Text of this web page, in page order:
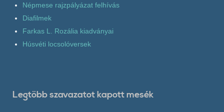
Népmese rajzpályázat felhívás
Diafilmek
Farkas L. Rozália kiadványai
Húsvéti locsolóversek
Legtöbb szavazatot kapott mesék